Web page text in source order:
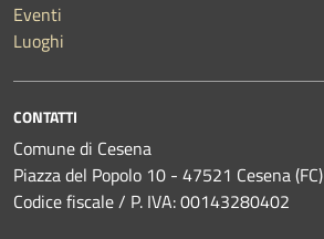
Eventi
Luoghi
CONTATTI
Comune di Cesena
Piazza del Popolo 10 - 47521 Cesena (FC)
Codice fiscale / P. IVA: 00143280402